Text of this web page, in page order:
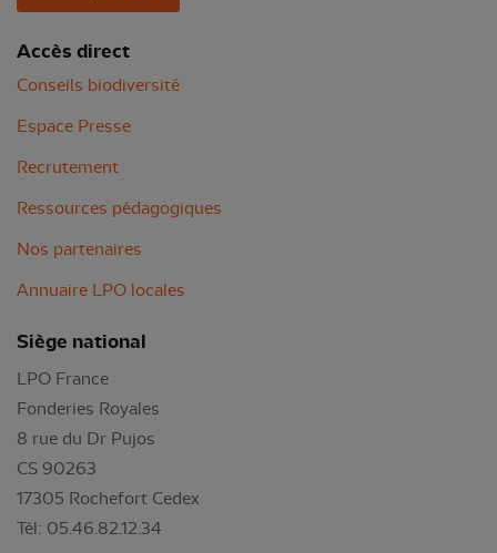
Accès direct
Conseils biodiversité
Espace Presse
Recrutement
Ressources pédagogiques
Nos partenaires
Annuaire LPO locales
Siège national
LPO France
Fonderies Royales
8 rue du Dr Pujos
CS 90263
17305 Rochefort Cedex
Tél: 05.46.82.12.34